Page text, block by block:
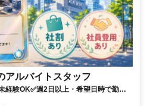
アルバイトスタッフ
経験OK✅週2日以上・希望日時で勤務
」を仕事に